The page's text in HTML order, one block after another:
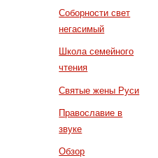
Соборности свет
негасимый
Школа семейного
чтения
Святые жены Руси
Православие в
звуке
Обзор